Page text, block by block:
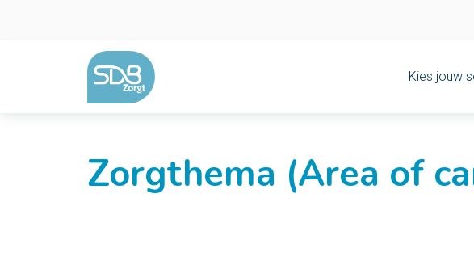
Kies jouw
Zorgthema (Area of